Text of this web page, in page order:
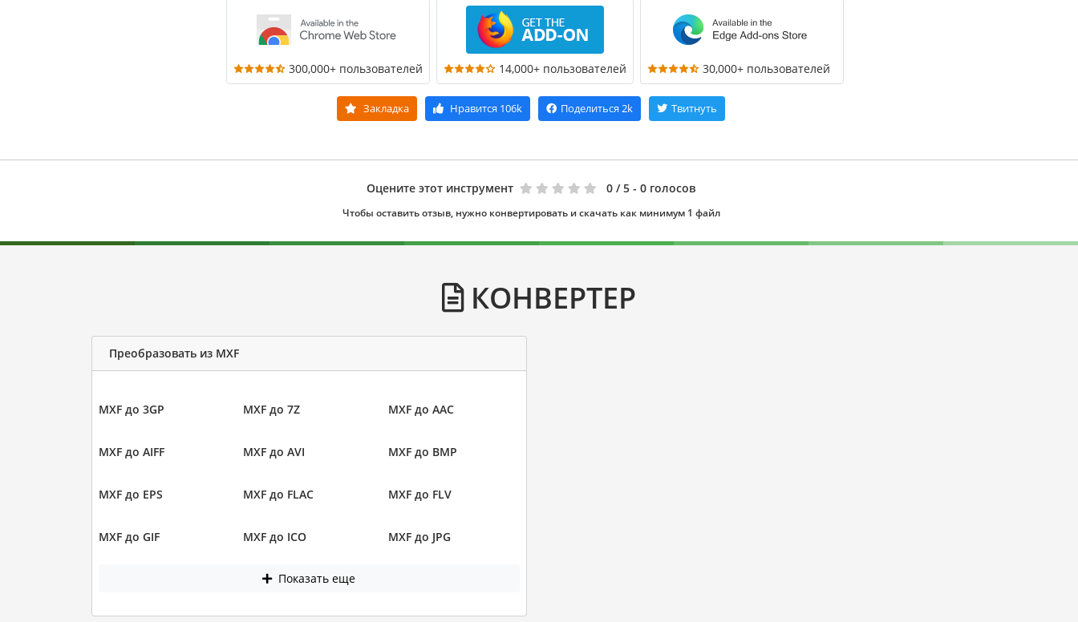
300,000+ пользователей 14,000+ пользователей 30,000+ пользователей
Закладка Нравится 106k Поделиться 2k Твитнуть
Оцените этот инструмент 0 / 5 - 0 голосов
Чтобы оставить отзыв, нужно конвертировать и скачать как минимум 1 файл
КОНВЕРТЕР
Преобразовать из MXF
MXF до 3GP MXF до 7Z MXF до AAC
MXF до AIFF MXF до AVI MXF до BMP
MXF до EPS MXF до FLAC MXF до FLV
MXF до GIF MXF до ICO MXF до JPG
Показать еще